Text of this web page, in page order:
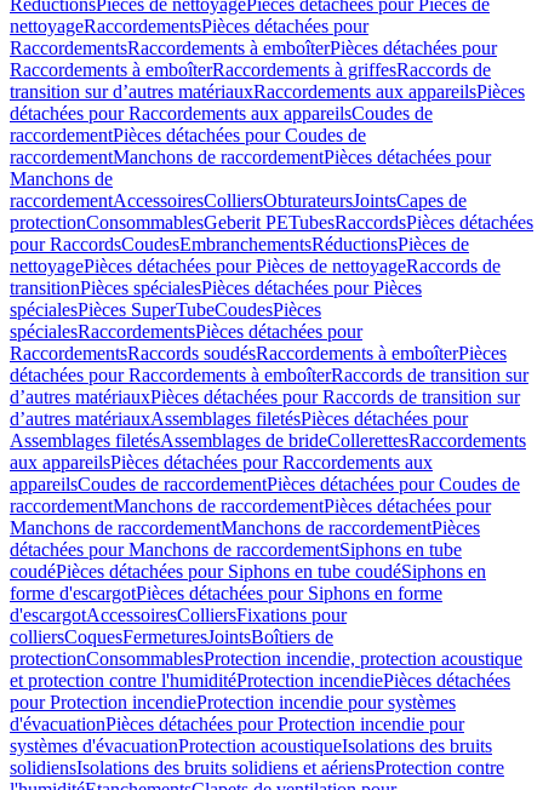
RéductionsPièces de nettoyagePièces détachées pour Pièces de
nettoyageRaccordementsPièces détachées pour
RaccordementsRaccordements à emboîterPièces détachées pour
Raccordements à emboîterRaccordements à griffesRaccords de
transition sur d’autres matériauxRaccordements aux appareilsPièces
détachées pour Raccordements aux appareilsCoudes de
raccordementPièces détachées pour Coudes de
raccordementManchons de raccordementPièces détachées pour
Manchons de
raccordementAccessoiresColliersObturateursJointsCapes de
protectionConsommablesGeberit PETubesRaccordsPièces détachées
pour RaccordsCoudesEmbranchementsRéductionsPièces de
nettoyagePièces détachées pour Pièces de nettoyageRaccords de
transitionPièces spécialesPièces détachées pour Pièces
spécialesPièces SuperTubeCoudesPièces
spécialesRaccordementsPièces détachées pour
RaccordementsRaccords soudésRaccordements à emboîterPièces
détachées pour Raccordements à emboîterRaccords de transition sur
d’autres matériauxPièces détachées pour Raccords de transition sur
d’autres matériauxAssemblages filetésPièces détachées pour
Assemblages filetésAssemblages de brideCollerettesRaccordements
aux appareilsPièces détachées pour Raccordements aux
appareilsCoudes de raccordementPièces détachées pour Coudes de
raccordementManchons de raccordementPièces détachées pour
Manchons de raccordementManchons de raccordementPièces
détachées pour Manchons de raccordementSiphons en tube
coudéPièces détachées pour Siphons en tube coudéSiphons en
forme d'escargotPièces détachées pour Siphons en forme
d'escargotAccessoiresColliersFixations pour
colliersCoquesFermeturesJointsBoîtiers de
protectionConsommablesProtection incendie, protection acoustique
et protection contre l'humiditéProtection incendiePièces détachées
pour Protection incendieProtection incendie pour systèmes
d'évacuationPièces détachées pour Protection incendie pour
systèmes d'évacuationProtection acoustiqueIsolations des bruits
solidiensIsolations des bruits solidiens et aériensProtection contre